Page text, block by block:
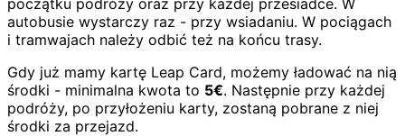
autobusie wystarczy raz - przy wsiadaniu. W pociągach
i tramwajach należy odbić też na końcu trasy.
Gdy już mamy kartę Leap Card, możemy ładować na nią
środki - minimalna kwota to 5€. Następnie przy każdej
podróży, po przyłożeniu karty, zostaną pobrane z niej
środki za przejazd.